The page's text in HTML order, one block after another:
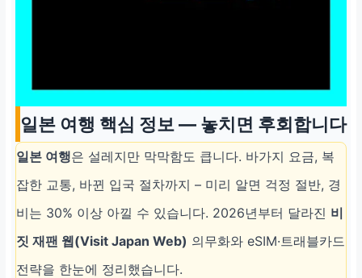
일본 여행 핵심 정보 — 놓치면 후회합니다
일본 여행은 설레지만 막막함도 큽니다. 바가지 요금, 복
잡한 교통, 바뀐 입국 절차까지 – 미리 알면 걱정 절반, 경
비는 30% 이상 아낄 수 있습니다. 2026년부터 달라진 비
짓 재팬 웹(Visit Japan Web) 의무화와 eSIM·트래블카드
전략을 한눈에 정리했습니다.